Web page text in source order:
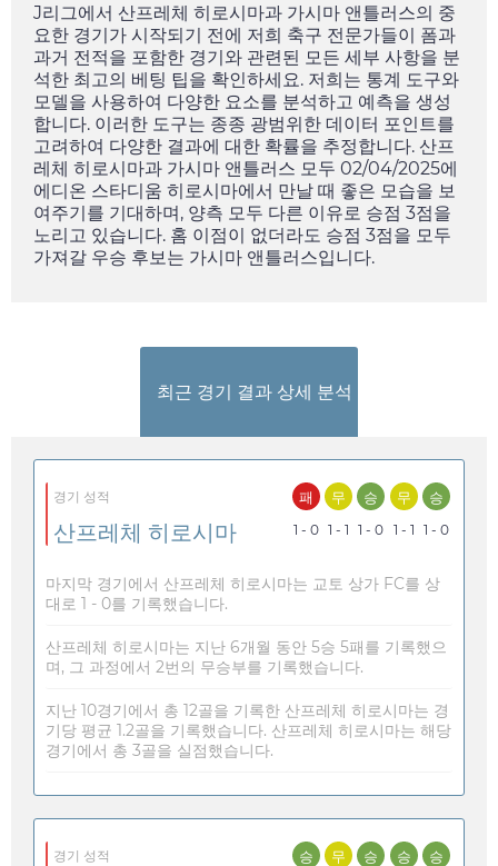
J리그에서 산프레체 히로시마과 가시마 앤틀러스의 중
요한 경기가 시작되기 전에 저희 축구 전문가들이 폼과
과거 전적을 포함한 경기와 관련된 모든 세부 사항을 분
석한 최고의 베팅 팁을 확인하세요. 저희는 통계 도구와
모델을 사용하여 다양한 요소를 분석하고 예측을 생성
합니다. 이러한 도구는 종종 광범위한 데이터 포인트를
고려하여 다양한 결과에 대한 확률을 추정합니다. 산프
레체 히로시마과 가시마 앤틀러스 모두 02/04/2025에
에디온 스타디움 히로시마에서 만날 때 좋은 모습을 보
여주기를 기대하며, 양측 모두 다른 이유로 승점 3점을
노리고 있습니다. 홈 이점이 없더라도 승점 3점을 모두
가져갈 우승 후보는 가시마 앤틀러스입니다.
최근 경기 결과 상세 분석
경기 성적
산프레체 히로시마
패
1 - 0
무
1 - 1
승
1 - 0
무
1 - 1
승
1 - 0
마지막 경기에서 산프레체 히로시마는 교토 상가 FC를 상
대로 1 - 0를 기록했습니다.
산프레체 히로시마는 지난 6개월 동안 5승 5패를 기록했으
며, 그 과정에서 2번의 무승부를 기록했습니다.
지난 10경기에서 총 12골을 기록한 산프레체 히로시마는 경
기당 평균 1.2골을 기록했습니다. 산프레체 히로시마는 해당
경기에서 총 3골을 실점했습니다.
경기 성적 승 무 승 승 승